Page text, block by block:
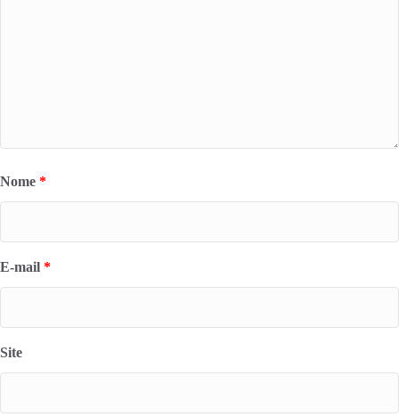
Nome *
E-mail *
Site